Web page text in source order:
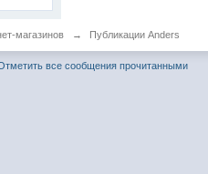
магазинов → Публикации Anders
все сообщения прочитанными